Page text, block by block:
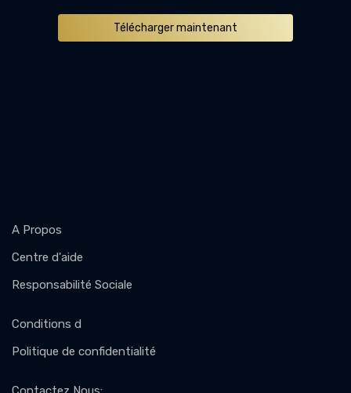
Télécharger maintenant
A Propos
Centre d'aide
Responsabilité Sociale
Conditions d
Politique de confidentialité